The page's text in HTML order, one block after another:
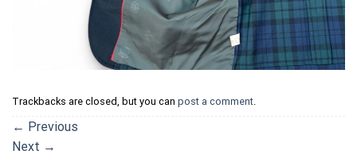
Trackbacks are closed, but you can post a comment.
← Previous
Next →